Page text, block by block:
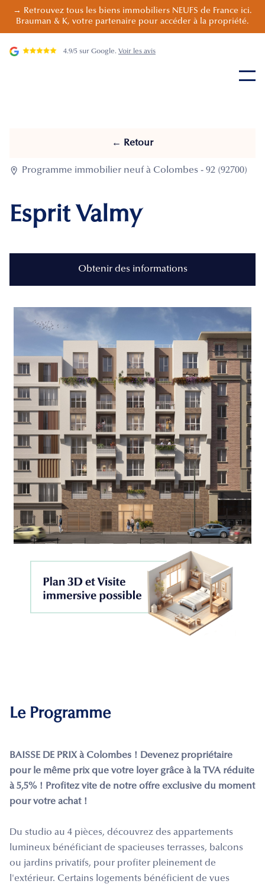
→ Retrouvez tous les biens immobiliers NEUFS de France ici.
Brauman & K, votre partenaire pour accéder à la propriété.
4.9/5 sur Google. Voir les avis
← Retour
 Programme immobilier neuf à Colombes - 92 (92700)
Esprit Valmy
Obtenir des informations
Le Programme
BAISSE DE PRIX à Colombes ! Devenez propriétaire
pour le même prix que votre loyer grâce à la TVA réduite
à 5,5% ! Profitez vite de notre offre exclusive du moment
pour votre achat !
Du studio au 4 pièces, découvrez des appartements
lumineux bénéficiant de spacieuses terrasses, balcons
ou jardins privatifs, pour profiter pleinement de
l'extérieur. Certains logements bénéficient de vues